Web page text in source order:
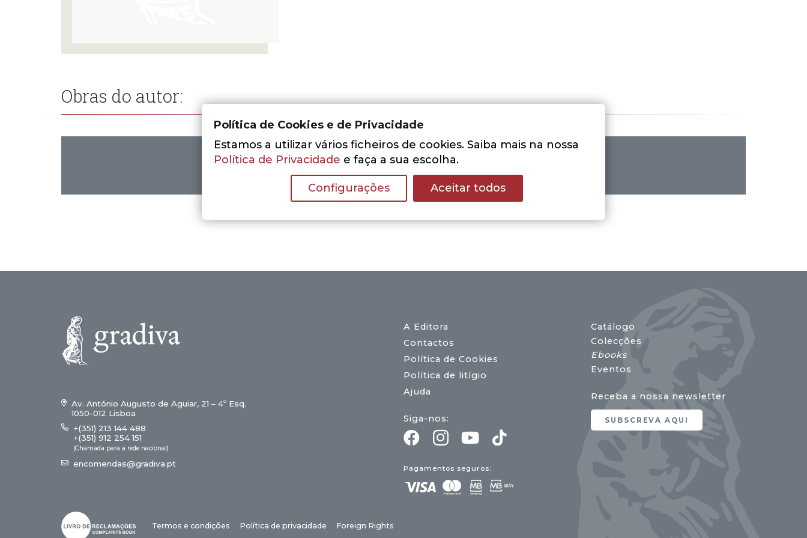
Obras do autor:
Nenhum resultado encontrado.
Av. António Augusto de Aguiar, 21 – 4º Esq.
1050-012 Lisboa
+(351) 213 144 488
+(351) 912 254 151
(Chamada para a rede nacional)
encomendas@gradiva.pt
A Editora
Contactos
Política de Cookies
Política de litígio
Ajuda
Siga-nos:
Pagamentos seguros:
Catálogo
Colecções
Ebooks
Eventos
Receba a nossa newsletter
SUBSCREVA AQUI
Termos e condições Política de privacidade Foreign Rights
Política de Cookies e de Privacidade
Estamos a utilizar vários ficheiros de cookies. Saiba mais na nossa
Política de Privacidade e faça a sua escolha.
Configurações Aceitar todos